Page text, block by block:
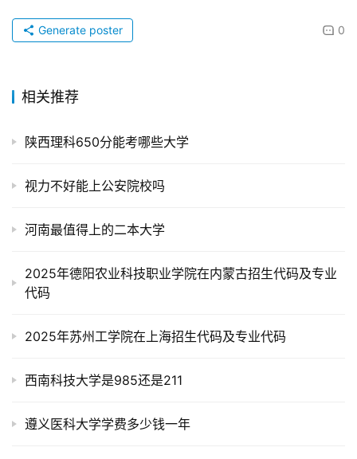
0
Generate poster
相关推荐
陕西理科650分能考哪些大学
视力不好能上公安院校吗
河南最值得上的二本大学
2025年德阳农业科技职业学院在内蒙古招生代码及专业
代码
2025年苏州工学院在上海招生代码及专业代码
西南科技大学是985还是211
遵义医科大学学费多少钱一年